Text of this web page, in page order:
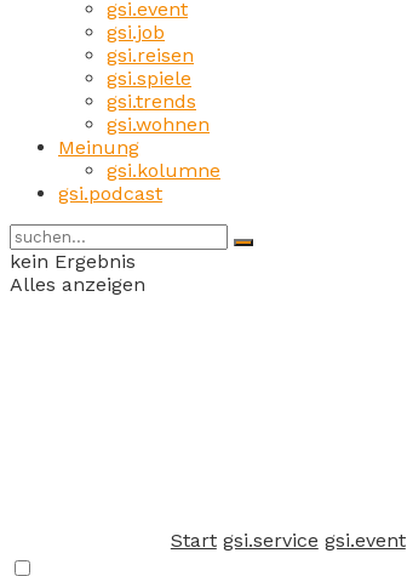
gsi.event
gsi.job
gsi.reisen
gsi.spiele
gsi.trends
gsi.wohnen
Meinung
gsi.kolumne
gsi.podcast
kein Ergebnis
Alles anzeigen
Start gsi.service gsi.event